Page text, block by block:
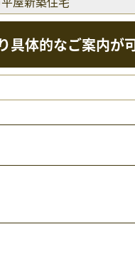
具体的なご案内が